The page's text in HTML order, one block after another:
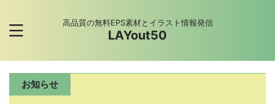
高品質の無料EPS素材とイラスト情報発信
LAYout50
お知らせ